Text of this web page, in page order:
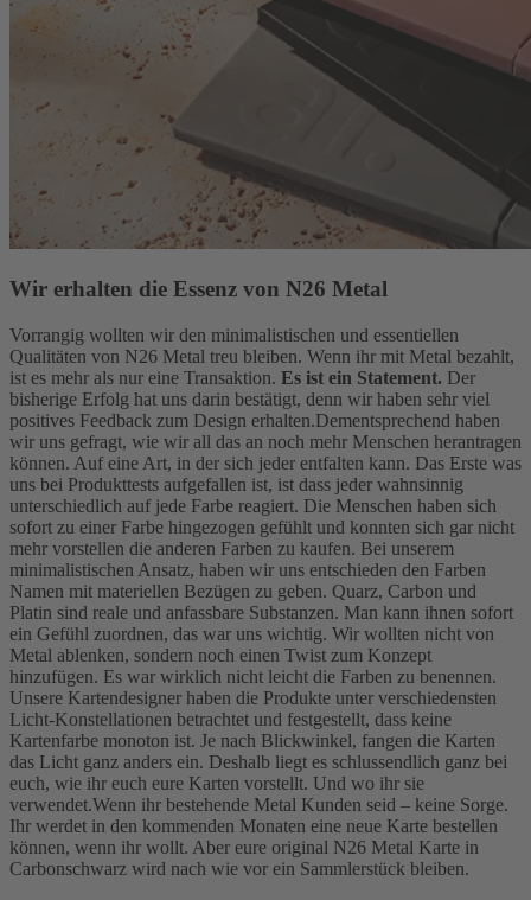
Wir erhalten die Essenz von N26 Metal
Vorrangig wollten wir den minimalistischen und essentiellen
Qualitäten von N26 Metal treu bleiben. Wenn ihr mit Metal bezahlt,
ist es mehr als nur eine Transaktion. Es ist ein Statement. Der
bisherige Erfolg hat uns darin bestätigt, denn wir haben sehr viel
positives Feedback zum Design erhalten.Dementsprechend haben
wir uns gefragt, wie wir all das an noch mehr Menschen herantragen
können. Auf eine Art, in der sich jeder entfalten kann. Das Erste was
uns bei Produkttests aufgefallen ist, ist dass jeder wahnsinnig
unterschiedlich auf jede Farbe reagiert. Die Menschen haben sich
sofort zu einer Farbe hingezogen gefühlt und konnten sich gar nicht
mehr vorstellen die anderen Farben zu kaufen. Bei unserem
minimalistischen Ansatz, haben wir uns entschieden den Farben
Namen mit materiellen Bezügen zu geben. Quarz, Carbon und
Platin sind reale und anfassbare Substanzen. Man kann ihnen sofort
ein Gefühl zuordnen, das war uns wichtig. Wir wollten nicht von
Metal ablenken, sondern noch einen Twist zum Konzept
hinzufügen. Es war wirklich nicht leicht die Farben zu benennen.
Unsere Kartendesigner haben die Produkte unter verschiedensten
Licht-Konstellationen betrachtet und festgestellt, dass keine
Kartenfarbe monoton ist. Je nach Blickwinkel, fangen die Karten
das Licht ganz anders ein. Deshalb liegt es schlussendlich ganz bei
euch, wie ihr euch eure Karten vorstellt. Und wo ihr sie
verwendet.Wenn ihr bestehende Metal Kunden seid – keine Sorge.
Ihr werdet in den kommenden Monaten eine neue Karte bestellen
können, wenn ihr wollt. Aber eure original N26 Metal Karte in
Carbonschwarz wird nach wie vor ein Sammlerstück bleiben.